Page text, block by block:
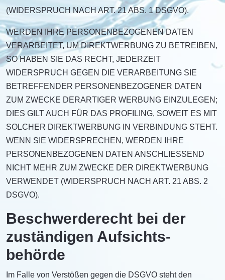
(WIDERSPRUCH NACH ART. 21 ABS. 1 DSGVO).
WERDEN IHRE PERSONENBEZOGENEN DATEN
VERARBEITET, UM DIREKTWERBUNG ZU BETREIBEN,
SO HABEN SIE DAS RECHT, JEDERZEIT
WIDERSPRUCH GEGEN DIE VERARBEITUNG SIE
BETREFFENDER PERSONENBEZOGENER DATEN
ZUM ZWECKE DERARTIGER WERBUNG EINZULEGEN;
DIES GILT AUCH FÜR DAS PROFILING, SOWEIT ES MIT
SOLCHER DIREKTWERBUNG IN VERBINDUNG STEHT.
WENN SIE WIDERSPRECHEN, WERDEN IHRE
PERSONENBEZOGENEN DATEN ANSCHLIESSEND
NICHT MEHR ZUM ZWECKE DER DIREKTWERBUNG
VERWENDET (WIDERSPRUCH NACH ART. 21 ABS. 2
DSGVO).
Beschwerde­recht bei der
zuständigen Aufsichts­
behörde
Im Falle von Verstößen gegen die DSGVO steht den